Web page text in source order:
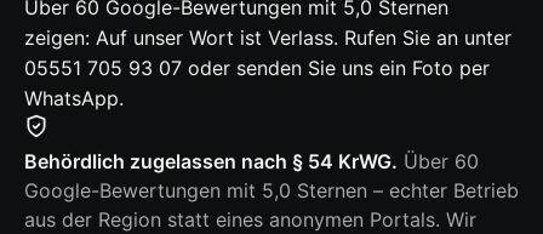
Über 60 Google-Bewertungen mit 5,0 Sternen
zeigen: Auf unser Wort ist Verlass. Rufen Sie an unter
05551 705 93 07 oder senden Sie uns ein Foto per
WhatsApp.
Behördlich zugelassen nach § 54 KrWG. Über 60
Google-Bewertungen mit 5,0 Sternen – echter Betrieb
aus der Region statt eines anonymen Portals. Wir